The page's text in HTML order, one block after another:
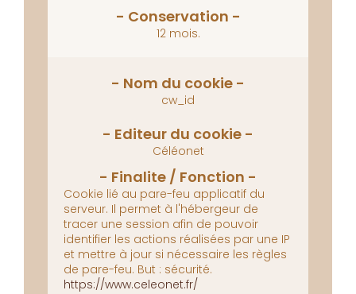
12 mois.
cw_id
Céléonet
Cookie lié au pare-feu applicatif du
serveur. Il permet à l'hébergeur de
tracer une session afin de pouvoir
identifier les actions réalisées par une IP
et mettre à jour si nécessaire les règles
de pare-feu. But : sécurité.
https://www.celeonet.fr/